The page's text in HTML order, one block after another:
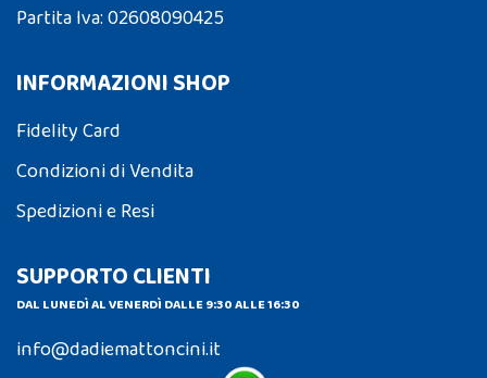
Partita Iva: 02608090425
INFORMAZIONI SHOP
Fidelity Card
Condizioni di Vendita
Spedizioni e Resi
SUPPORTO CLIENTI
DAL LUNEDÌ AL VENERDÌ DALLE 9:30 ALLE 16:30
info@dadiemattoncini.it